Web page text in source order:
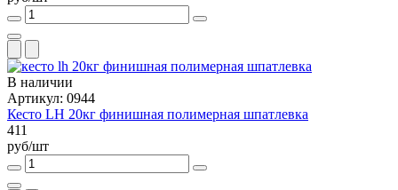
В наличии
Артикул: 0944
Кесто LH 20кг финишная полимерная шпатлевка
411
руб/шт